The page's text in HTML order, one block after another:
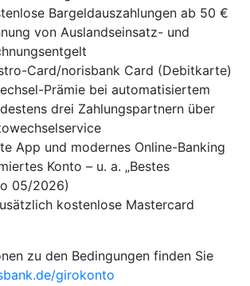
Bargeldauszahlungen ab 50 €
von Auslandseinsatz- und
Card/norisbank Card (Debitkarte)
Prämie bei automatisiertem
drei Zahlungspartnern über
App und modernes Online-Banking
Konto – u. a. „Bestes
05/2026)
kostenlose Mastercard
zu den Bedingungen finden Sie
girokonto